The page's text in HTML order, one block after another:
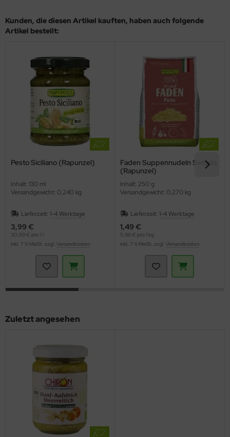
Kunden, die diesen Artikel kauften, haben auch folgende
Artikel bestellt:
Pesto Siciliano (Rapunzel)
Inhalt: 130 ml
Versandgewicht: 0,240 kg
Lieferzeit: 1-4 Werktage
3,99 €
30,69 € pro 1 l
inkl. 7 % MwSt. zzgl. Versandkosten
Faden Suppennudeln Semola
(Rapunzel)
Inhalt: 250 g
Versandgewicht: 0,270 kg
Lieferzeit: 1-4 Werktage
1,49 €
5,96 € pro 1 kg
inkl. 7 % MwSt. zzgl. Versandkosten
Zuletzt angesehen